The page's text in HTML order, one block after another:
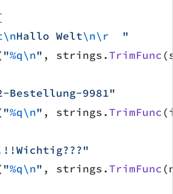
Hallo Welt\n\r
  "
"%q\n" , strings.TrimFunc
Bestellung-9981"
"%q\n" , strings.TrimFunc
"%q\n" , strings.TrimFunc